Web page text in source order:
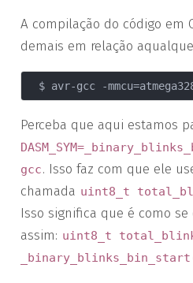
A compilação do código em
demais em relação
$ avr-gcc -
Perceba que aqui estamos
gcc. Isso faz com que ele
chamada uint8_t
Isso significa que é como
assim: uint8_t